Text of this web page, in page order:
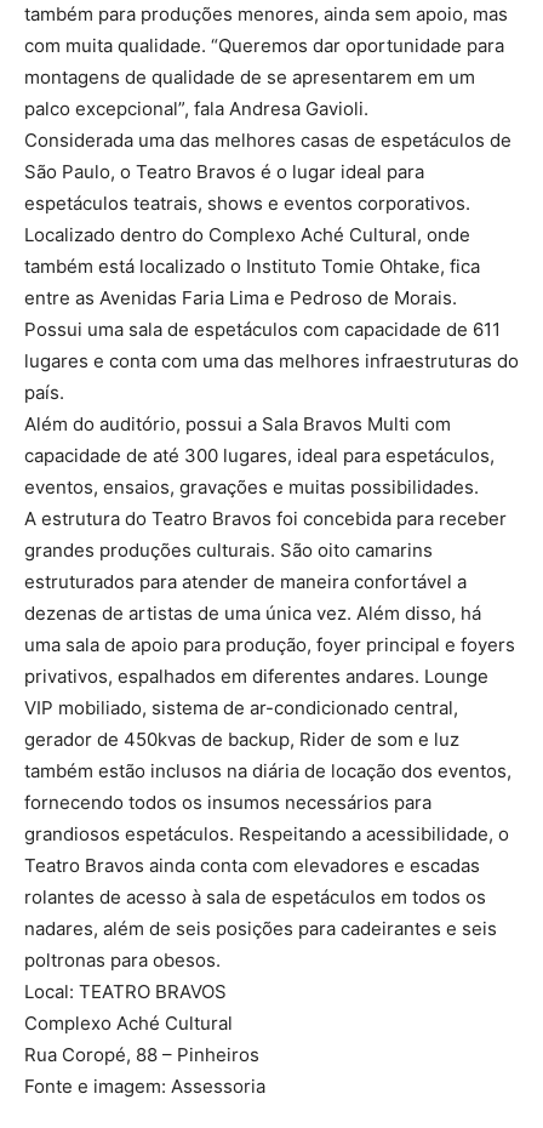
também para produções menores, ainda sem apoio, mas
com muita qualidade. “Queremos dar oportunidade para
montagens de qualidade de se apresentarem em um
palco excepcional”, fala Andresa Gavioli.
Considerada uma das melhores casas de espetáculos de
São Paulo, o Teatro Bravos é o lugar ideal para
espetáculos teatrais, shows e eventos corporativos.
Localizado dentro do Complexo Aché Cultural, onde
também está localizado o Instituto Tomie Ohtake, fica
entre as Avenidas Faria Lima e Pedroso de Morais.
Possui uma sala de espetáculos com capacidade de 611
lugares e conta com uma das melhores infraestruturas do
país.
Além do auditório, possui a Sala Bravos Multi com
capacidade de até 300 lugares, ideal para espetáculos,
eventos, ensaios, gravações e muitas possibilidades.
A estrutura do Teatro Bravos foi concebida para receber
grandes produções culturais. São oito camarins
estruturados para atender de maneira confortável a
dezenas de artistas de uma única vez. Além disso, há
uma sala de apoio para produção, foyer principal e foyers
privativos, espalhados em diferentes andares. Lounge
VIP mobiliado, sistema de ar-condicionado central,
gerador de 450kvas de backup, Rider de som e luz
também estão inclusos na diária de locação dos eventos,
fornecendo todos os insumos necessários para
grandiosos espetáculos. Respeitando a acessibilidade, o
Teatro Bravos ainda conta com elevadores e escadas
rolantes de acesso à sala de espetáculos em todos os
nadares, além de seis posições para cadeirantes e seis
poltronas para obesos.
Local: TEATRO BRAVOS
Complexo Aché Cultural
Rua Coropé, 88 – Pinheiros
Fonte e imagem: Assessoria